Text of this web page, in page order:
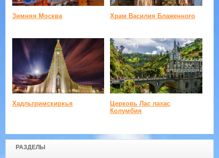
РАЗДЕЛЫ
Зимняя Москва Храм Василия Блаженного
Хадльгримскиркья
Церковь Лас лахас
Колумбия